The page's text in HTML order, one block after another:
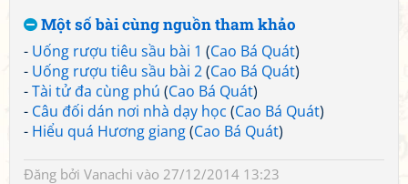
Một số bài cùng nguồn tham khảo
- Uống rượu tiêu sầu bài 1 (Cao Bá Quát)
- Uống rượu tiêu sầu bài 2(Cao Bá Quát)
-Tài tử đa cùng phú (Cao Bá Quát)
- Câu đối dán nơi nhà dạy học (Cao Bá Quát)
- Hiểu quá Hương giang(Cao Bá Quát)
Đăng bởi Vanachi vào 27/12/2014 13:23